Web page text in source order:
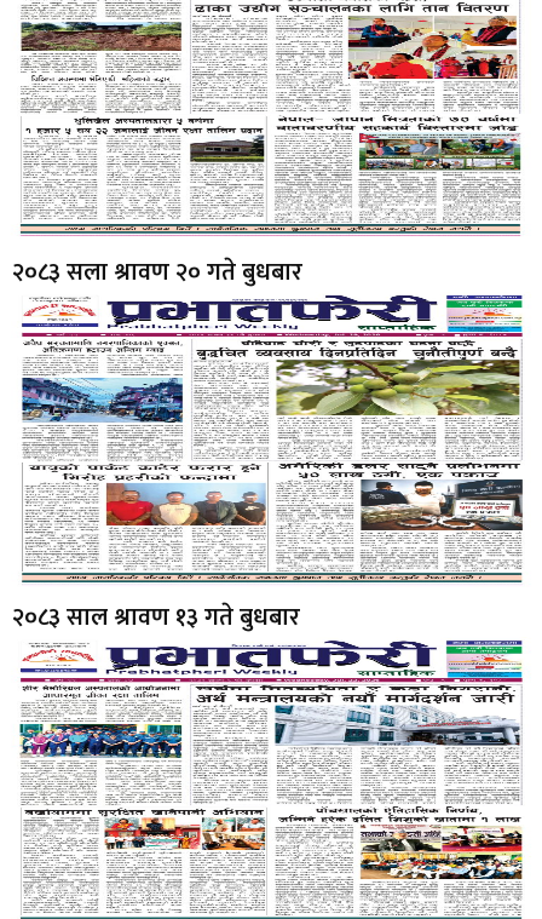
२०८३ सला श्रावण २० गते बुधबार
२०८३ साल श्रावण १३ गते बुधबार